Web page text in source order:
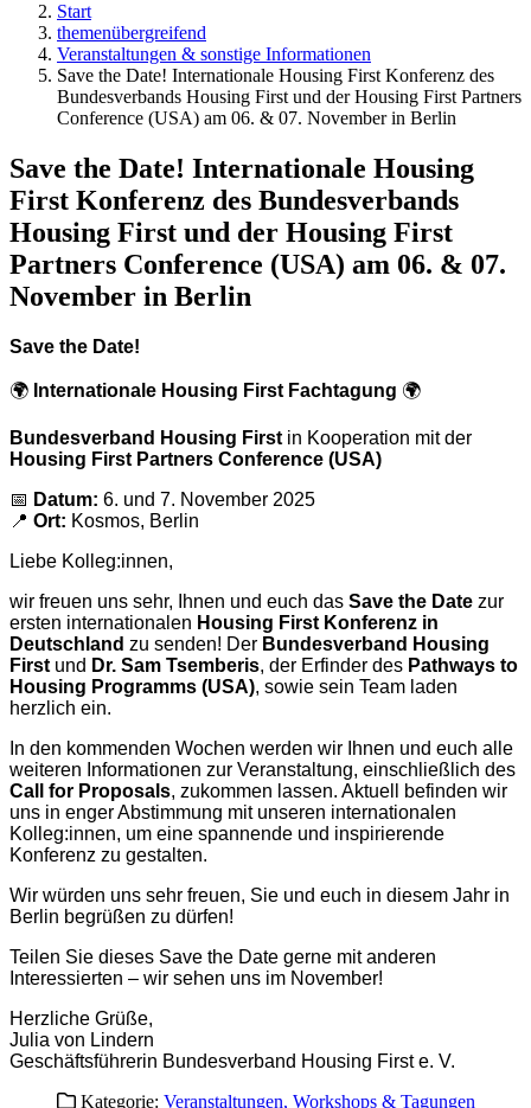
Start
themenübergreifend
Veranstaltungen & sonstige Informationen
Save the Date! Internationale Housing First Konferenz des
Bundesverbands Housing First und der Housing First Partners
Conference (USA) am 06. & 07. November in Berlin
Save the Date! Internationale Housing
First Konferenz des Bundesverbands
Housing First und der Housing First
Partners Conference (USA) am 06. & 07.
November in Berlin
Save the Date!
🌍 Internationale Housing First Fachtagung 🌍
Bundesverband Housing First in Kooperation mit der
Housing First Partners Conference (USA)
📅 Datum: 6. und 7. November 2025
📍 Ort: Kosmos, Berlin
Liebe Kolleg:innen,
wir freuen uns sehr, Ihnen und euch das Save the Date zur
ersten internationalen Housing First Konferenz in
Deutschland zu senden! Der Bundesverband Housing
First und Dr. Sam Tsemberis, der Erfinder des Pathways to
Housing Programms (USA), sowie sein Team laden
herzlich ein.
In den kommenden Wochen werden wir Ihnen und euch alle
weiteren Informationen zur Veranstaltung, einschließlich des
Call for Proposals, zukommen lassen. Aktuell befinden wir
uns in enger Abstimmung mit unseren internationalen
Kolleg:innen, um eine spannende und inspirierende
Konferenz zu gestalten.
Wir würden uns sehr freuen, Sie und euch in diesem Jahr in
Berlin begrüßen zu dürfen!
Teilen Sie dieses Save the Date gerne mit anderen
Interessierten – wir sehen uns im November!
Herzliche Grüße,
Julia von Lindern
Geschäftsführerin Bundesverband Housing First e. V.
Kategorie: Veranstaltungen, Workshops & Tagungen